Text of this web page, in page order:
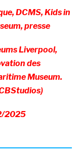
DCMS, Kids in
presse
Liverpool,
des
Museum.
2025